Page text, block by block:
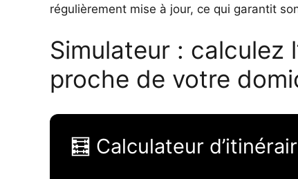
régulièrement mise à jour, ce qui garantit
Simulateur : calculez
proche de votre
🧮 Calculateur